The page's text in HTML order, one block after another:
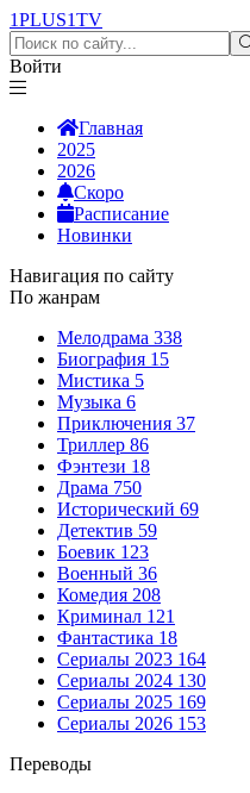
1PLUS1TV
Войти
Главная
2025
2026
Скоро
Расписание
Новинки
Навигация по сайту
По жанрам
Мелодрама 338
Биография 15
Мистика 5
Музыка 6
Приключения 37
Триллер 86
Фэнтези 18
Драма 750
Исторический 69
Детектив 59
Боевик 123
Военный 36
Комедия 208
Криминал 121
Фантастика 18
Сериалы 2023 164
Сериалы 2024 130
Сериалы 2025 169
Сериалы 2026 153
Переводы